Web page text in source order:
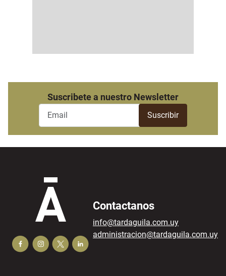
Suscribete a nuestro Newsletter
Contactanos
info@tardaguila.com.uy
administracion@tardaguila.com.uy